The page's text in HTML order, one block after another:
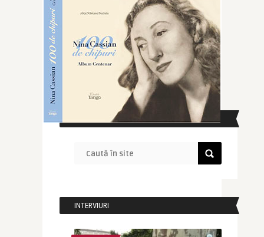
CAUTĂ ÎN SITE
INTERVIURI